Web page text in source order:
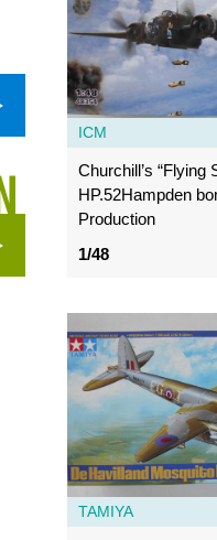
ICM
Churchill’s “Flying
HP.52Hampden
Production
1/48
TAMIYA